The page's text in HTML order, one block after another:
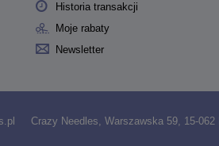
Historia transakcji
Moje rabaty
Newsletter
Crazy Needles Warszawska 59 15-062